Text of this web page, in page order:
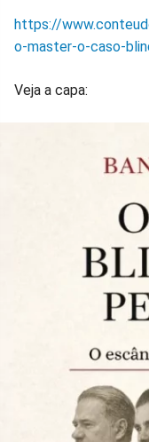
https://
o-master-o-caso-
Veja a capa: